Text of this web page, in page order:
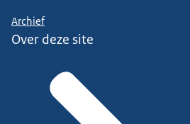
Archief
Over deze site